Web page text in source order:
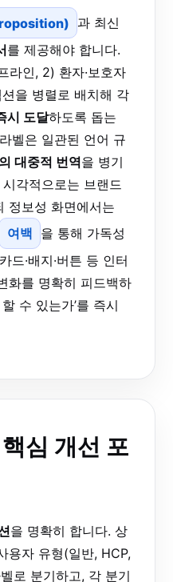
과 최신
를 제공해야 합니다.
라인, 2) 환자·보호자
을 병렬로 배치해 각
시 도달하도록 돕는
벨은 일관된 언어 규
대중적 번역을 병기
각적으로는 브랜드
정보성 화면에서는
여백
을 통해 가독성
드·배지·버튼 등 인터
화를 명확히 피드백하
수 있는가’를 즉시
심 개선 포
을 명확히 합니다. 상
용자 유형(일반, HCP,
로 분기하고, 각 분기